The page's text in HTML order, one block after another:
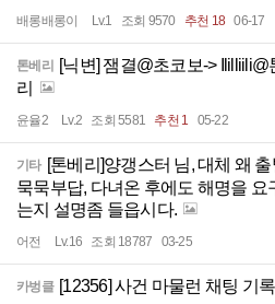
배롱배롱이 Lv.1 조회 9570 추천 18 06-17
톤베리
[닉변] 잼결@초코보->
리
윤율2 Lv.2 조회 5581 추천 1 05-22
기타 [톤베리]양갱스터 님, 대체 왜
묵묵부답, 다녀온 후에도 해명을 요
는지 설명좀 들읍시다.
어전 Lv.16 조회 18787 03-25
카벙클 [12356] 사건 마물런 채팅 기록